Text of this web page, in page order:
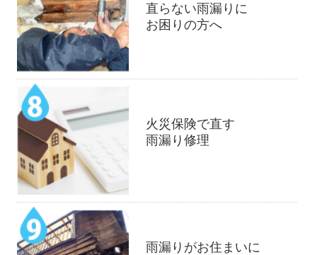
直らない雨漏りに
お困りの方へ
火災保険で直す
雨漏り修理
雨漏りがお住まいに